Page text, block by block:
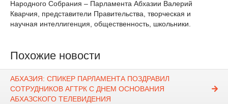
Народного Собрания – Парламента Абхазии Валерий
Кварчия, представители Правительства, творческая и
научная интеллигенция, общественность, школьники.
Похожие новости
АБХАЗИЯ: СПИКЕР ПАРЛАМЕНТА ПОЗДРАВИЛ
СОТРУДНИКОВ АГТРК С ДНЕМ ОСНОВАНИЯ
АБХАЗСКОГО ТЕЛЕВИДЕНИЯ